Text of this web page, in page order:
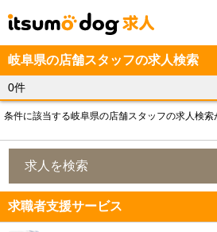
岐阜県の店舗スタッフの求人検索
0件
条件に該当する岐阜県の店舗スタッフの求人検索
求人を検索
求職者支援サービス